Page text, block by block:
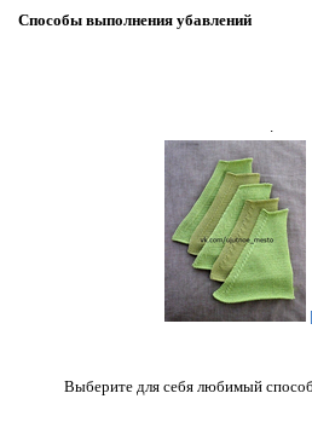
Способы выполнения убавлений
.
Выберите для себя любимый